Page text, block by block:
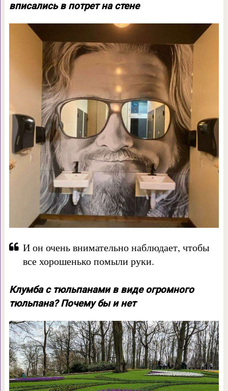
вписались в потрет на стене
И он очень внимательно наблюдает, чтобы
все хорошенько помыли руки.
Клумба с тюльпанами в виде огромного
тюльпана? Почему бы и нет